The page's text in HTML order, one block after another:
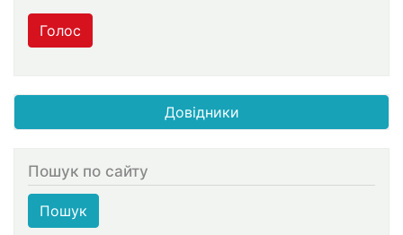
Голос
Довідники
Пошук по сайту
Пошук